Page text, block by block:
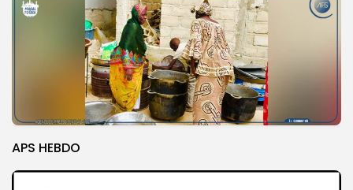
APS HEBDO